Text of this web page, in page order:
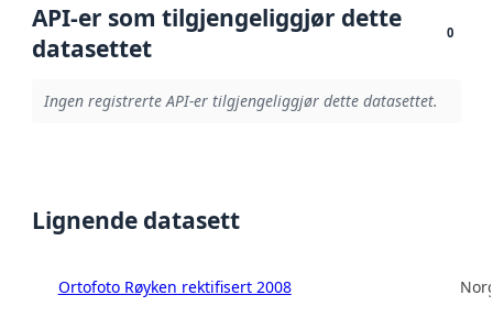
API-er som tilgjengeliggjør dette
datasettet
0
Ingen registrerte API-er tilgjengeliggjør dette datasettet.
Lignende datasett
Ortofoto Røyken rektifisert 2008